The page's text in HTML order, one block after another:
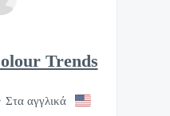
Trends
Στα αγγλικά